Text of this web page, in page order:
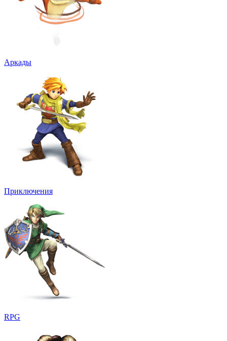
Аркады
Приключения
RPG